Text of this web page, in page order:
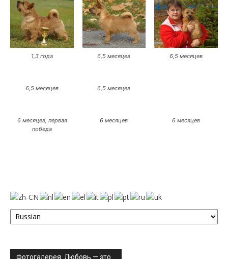
1,3 года 6,5 месяцев 6,5 месяцев
6,5 месяцев 6,5 месяцев
6 месяцев, первая
победа
6 месяцев 6 месяцев
Фотогалерея. Любовь — это…